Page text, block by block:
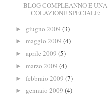
BLOG COMPLEANNO E UNA
COLAZIONE SPECIALE:
► giugno 2009 (3)
► maggio 2009 (4)
► aprile 2009 (5)
► marzo 2009 (4)
► febbraio 2009 (7)
► gennaio 2009 (4)